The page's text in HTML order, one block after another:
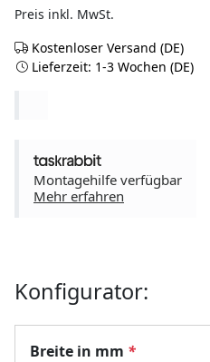
Preis inkl. MwSt.
Kostenloser Versand (DE)
Lieferzeit: 1-3 Wochen (DE)
Montagehilfe verfügbar
Mehr erfahren
Konfigurator:
Breite in mm *